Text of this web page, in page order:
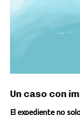
Un caso con